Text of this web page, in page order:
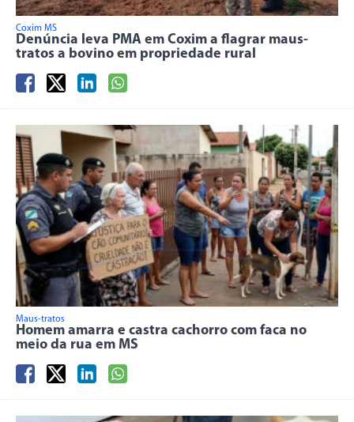
Coxim MS
Denúncia leva PMA em Coxim a flagrar maus-
tratos a bovino em propriedade rural
Maus-tratos
Homem amarra e castra cachorro com faca no
meio da rua em MS